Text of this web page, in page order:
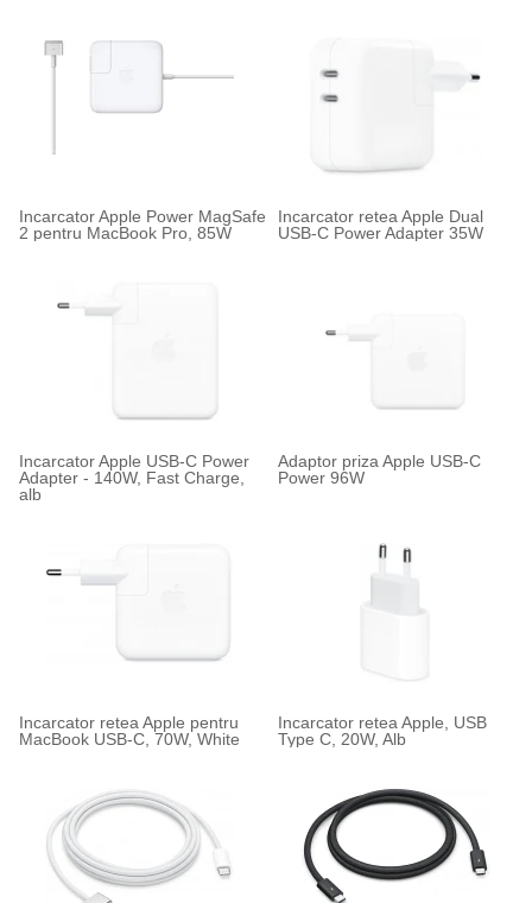
Incarcator Apple Power MagSafe
2 pentru MacBook Pro, 85W
Incarcator retea Apple Dual
USB-C Power Adapter 35W
Incarcator Apple USB-C Power
Adapter - 140W, Fast Charge,
alb
Adaptor priza Apple USB-C
Power 96W
Incarcator retea Apple pentru
MacBook USB-C, 70W, White
Incarcator retea Apple, USB
Type C, 20W, Alb